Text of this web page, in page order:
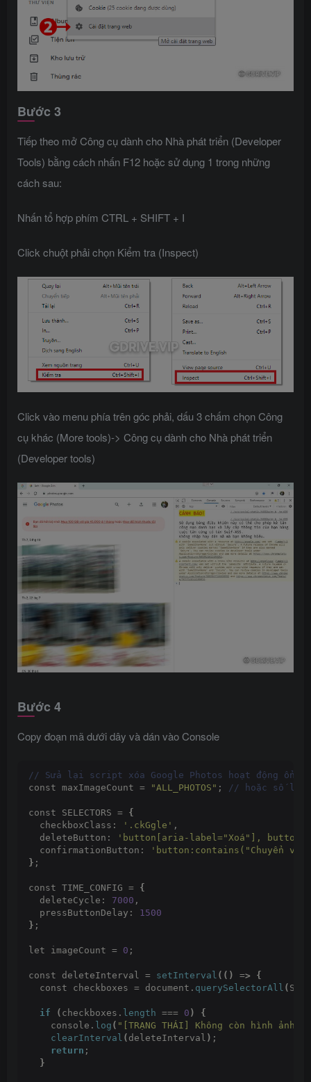
Bước 3
Tiếp theo mở Công cụ dành cho Nhà phát triển (Developer
Tools) bằng cách nhấn F12 hoặc sử dụng 1 trong những
cách sau:
Nhấn tổ hợp phím CTRL + SHIFT + I
Click chuột phải chọn Kiểm tra (Inspect)
Click vào menu phía trên góc phải, dấu 3 chấm chọn Công
cụ khác (More tools)-> Công cụ dành cho Nhà phát triển
(Developer tools)
Bước 4
Copy đoạn mã dưới dây và dán vào Console
// Sửa lại script xóa Google Photos hoạt động ổn
const maxImageCount =
"ALL_PHOTOS" ; // hoặc số
const SELECTORS = {
  checkboxClass:
'.ckGgle' ,
  deleteButton:
'button[aria-label="Xoá"],
  confirmationButton:
'button:contains("Chuyển vào
} ;
const TIME_CONFIG = {
  deleteCycle:
7000 ,
  pressButtonDelay:
1500
} ;
let imageCount = 0 ;
const deleteInterval = setInterval (() => {
  const checkboxes = document.
querySelectorAll (
if ( checkboxes. length === 0 )
{
    console.
log ( "[TRẠNG THÁI] Không còn hình ảnh
clearInterval ( deleteInterval ) ;
return ;
}